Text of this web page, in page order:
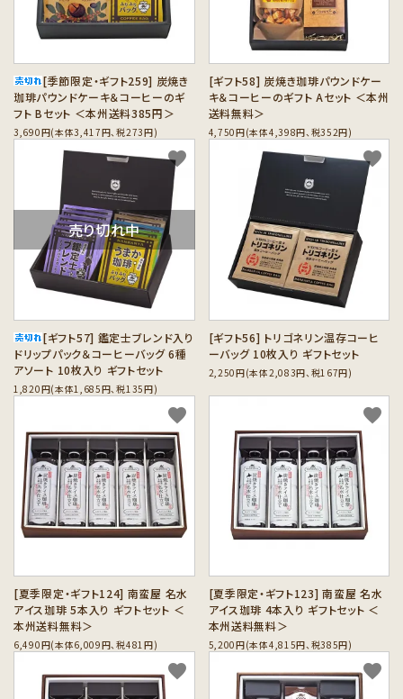
[季節限定・ギフト259] 炭焼き
珈琲パウンドケーキ＆コーヒーのギ
フト Bセット ＜本州送料385円＞
3,690円(本体3,417円、税273円)
[ギフト58] 炭焼き珈琲パウンドケー
キ＆コーヒーのギフト Aセット ＜本州
送料無料＞
4,750円(本体4,398円、税352円)
売り切れ中
[ギフト57] 鑑定士ブレンド入り
ドリップパック＆コーヒーバッグ 6種
アソート 10枚入り ギフトセット
1,820円(本体1,685円、税135円)
favorite
[ギフト56] トリゴネリン温存コーヒ
ーバッグ 10枚入り ギフトセット
2,250円(本体2,083円、税167円)
favorite
[夏季限定・ギフト124] 南蛮屋 名水
アイス珈琲 5本入り ギフトセット ＜
本州送料無料＞
6,490円(本体6,009円、税481円)
favorite
[夏季限定・ギフト123] 南蛮屋 名水
アイス珈琲 4本入り ギフトセット ＜
本州送料無料＞
5,200円(本体4,815円、税385円)
favorite
favorite favorite